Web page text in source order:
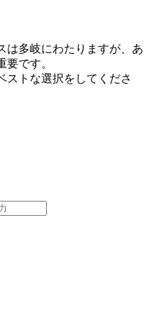
は多岐にわたりますが、あ
です。
ストな選択をしてくださ